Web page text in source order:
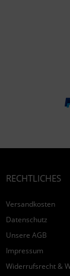
RECHTLICHES
Versandkosten
Datenschutz
Unsere AGB
Impressum
Widerrufsrecht &